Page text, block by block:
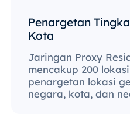
Penargetan
Kota
Jaringan Proxy
mencakup 200
penargetan lokasi
negara, kota, dan